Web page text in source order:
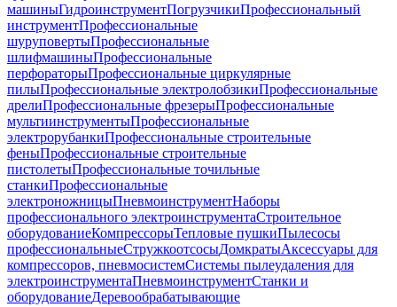
машиныГидроинструментПогрузчикиПрофессиональный
инструментПрофессиональные
шуруповертыПрофессиональные
шлифмашиныПрофессиональные
перфораторыПрофессиональные циркулярные
пилыПрофессиональные электролобзикиПрофессиональные
дрелиПрофессиональные фрезерыПрофессиональные
мультиинструментыПрофессиональные
электрорубанкиПрофессиональные строительные
феныПрофессиональные строительные
пистолетыПрофессиональные точильные
станкиПрофессиональные
электроножницыПневмоинструментНаборы
профессионального электроинструментаСтроительное
оборудованиеКомпрессорыТепловые пушкиПылесосы
профессиональныеСтружкоотсосыДомкратыАксессуары для
компрессоров, пневмосистемСистемы пылеудаления для
электроинструментаПневмоинструментСтанки и
оборудованиеДеревообрабатывающие